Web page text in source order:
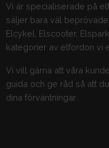
Vi är specialiserade på
säljer bara väl
Elcykel, Elscooter,
kategorier av elfordon vi
Vi vill gärna att våra
guida och ge råd så att
dina förväntningar.